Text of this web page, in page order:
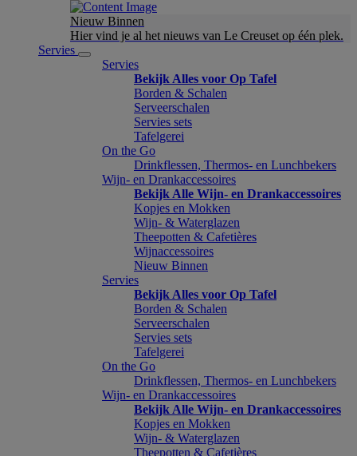
Nieuw Binnen
Hier vind je al het nieuws van Le Creuset op één plek.
Servies
Servies
Bekijk Alles voor Op Tafel
Borden & Schalen
Serveerschalen
Servies sets
Tafelgerei
On the Go
Drinkflessen, Thermos- en Lunchbekers
Wijn- en Drankaccessoires
Bekijk Alle Wijn- en Drankaccessoires
Kopjes en Mokken
Wijn- & Waterglazen
Theepotten & Cafetières
Wijnaccessoires
Nieuw Binnen
Servies
Bekijk Alles voor Op Tafel
Borden & Schalen
Serveerschalen
Servies sets
Tafelgerei
On the Go
Drinkflessen, Thermos- en Lunchbekers
Wijn- en Drankaccessoires
Bekijk Alle Wijn- en Drankaccessoires
Kopjes en Mokken
Wijn- & Waterglazen
Theepotten & Cafetières